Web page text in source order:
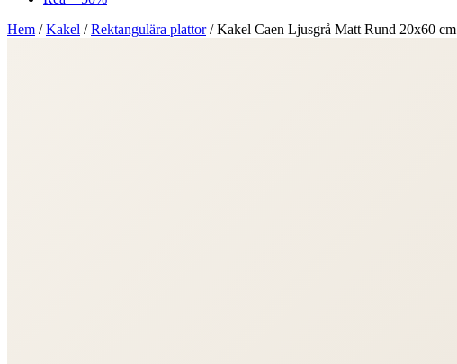
Hem /Kakel /Rektangulära plattor/Kakel Caen Ljusgrå Matt Rund 20x60 cm